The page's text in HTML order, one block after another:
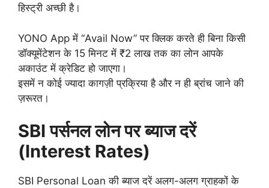
हिस्ट्री अच्छी है।
YONO App में “Avail Now” पर क्लिक करते ही बिना किसी
डॉक्यूमेंटेशन के 15 मिनट में ₹2 लाख तक का लोन आपके
अकाउंट में क्रेडिट हो जाएगा।
इसमें न कोई ज्यादा कागज़ी प्रक्रिया है और न ही ब्रांच जाने की
ज़रूरत।
SBI पर्सनल लोन पर ब्याज दरें
(Interest Rates)
SBI Personal Loan की ब्याज दरें अलग-अलग ग्राहकों के